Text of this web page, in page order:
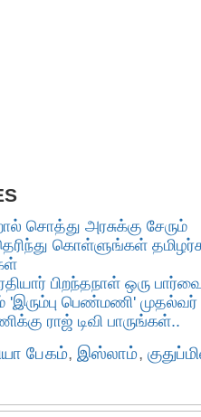
சொத்து அரசுக்கு சேரும்
கொள்ளுங்கள்
பிறந்தநாள் ஒரு
பெண்மணி'
ராஜ் டிவி பாருங்கள்..
பேகம்,இஸ்லாம்,